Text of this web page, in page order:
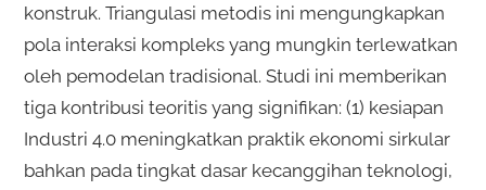
konstruk. Triangulasi metodis ini mengungkapkan
pola interaksi kompleks yang mungkin terlewatkan
oleh pemodelan tradisional. Studi ini memberikan
tiga kontribusi teoritis yang signifikan: (1) kesiapan
Industri 4.0 meningkatkan praktik ekonomi sirkular
bahkan pada tingkat dasar kecanggihan teknologi,